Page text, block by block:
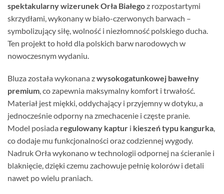
spektakularny wizerunek Orła Białegoz rozpostartymi
skrzydłami, wykonany w biało-czerwonych barwach –
symbolizujący siłę, wolność i niezłomność polskiego ducha.
Ten projekt to hołd dla polskich barw narodowych w
nowoczesnym wydaniu.
Bluza została wykonana zwysokogatunkowej bawełny
premium, co zapewnia maksymalny komfort i trwałość.
Materiał jest miękki, oddychający i przyjemny w dotyku, a
jednocześnie odporny na zmechacenie i częste pranie.
Model posiada regulowany kaptur i kieszeń typu kangurka,
co dodaje mu funkcjonalności oraz codziennej wygody.
Nadruk Orła wykonano w technologii odpornej na ścieranie i
blaknięcie, dzięki czemu zachowuje pełnię kolorów i detali
nawet po wielu praniach.